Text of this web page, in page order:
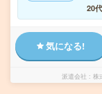
20代
気になる!
派遣会社 株